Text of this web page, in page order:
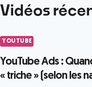
Vidéos
YOUTUBE
YouTube Ads :
« triche » (selon les